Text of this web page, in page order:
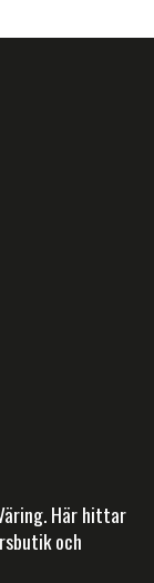
Här hittar
och